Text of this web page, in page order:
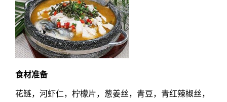
食材准备
花鲢，河虾仁，柠檬片，葱姜丝，青豆，青红辣椒丝，